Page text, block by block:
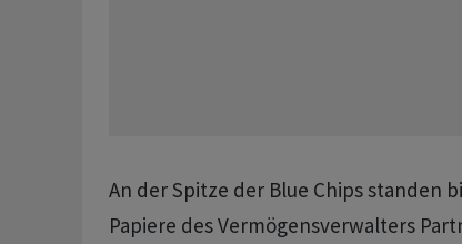
An der Spitze der Blue Chips standen
Papiere des Vermögensverwalters